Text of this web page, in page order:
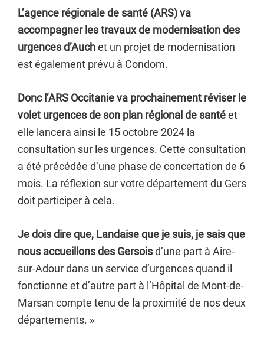
L’agence régionale de santé (ARS) va
accompagner les travaux de modernisation des
urgences d’Auchet un projet de modernisation
est également prévu à Condom.
Donc l’ARS Occitanie va prochainement réviser le
volet urgences de son plan régional de santéet
elle lancera ainsi le 15 octobre 2024 la
consultation sur les urgences. Cette consultation
a été précédée d’une phase de concertation de 6
mois. La réflexion sur votre département du Gers
doit participer à cela.
Je dois dire que, Landaise que je suis, je sais que
nous accueillons des Gersoisd’une part à Aire-
sur-Adour dans un service d’urgences quand il
fonctionne et d’autre part à l’Hôpital de Mont-de-
Marsan compte tenu de la proximité de nos deux
départements. »